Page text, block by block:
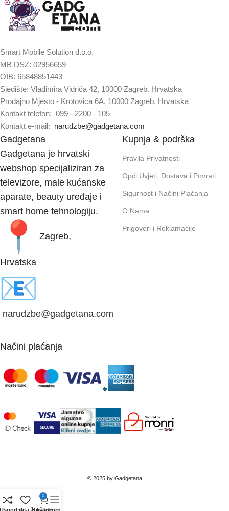
Smart Mobile Solution d.o.o.
MB DSZ: 02956659
OIB: 65848851443
Sjedište: Vladimira Vidrića 42, 10000 Zagreb. Hrvatska
Prodajno Mjesto - Krotovica 6A, 10000 Zagreb. Hrvatska
Kontakt telefon: 099 - 2200 - 105
Kontakt e-mail: narudzbe@gadgetana.com
Gadgetana
Gadgetana je hrvatski
webshop specijaliziran za
televizore, male kućanske
aparate, beauty uređaje i
smart home tehnologiju.
Zagreb,
Hrvatska
narudzbe@gadgetana.com
Kupnja & podrška
Pravila Privatnosti
Opći Uvjeti, Dostava i Povrati
Sigurnost i Načini Plaćanja
O Nama
Prigovori i Reklamacije
Načini plaćanja
© 2025 by Gadgetana
0